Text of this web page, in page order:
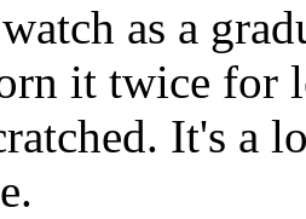
as a
it twice for
It's a